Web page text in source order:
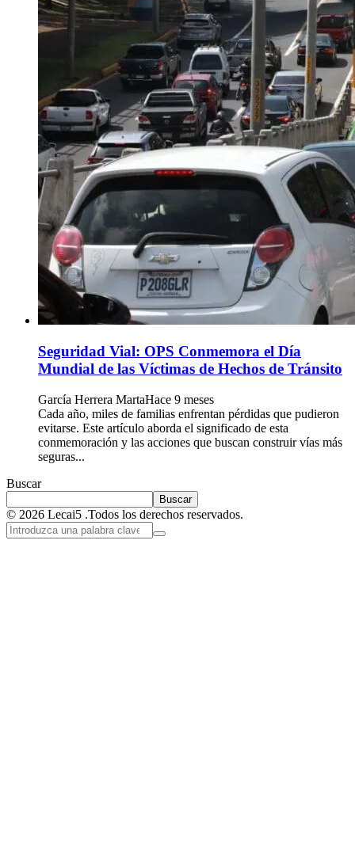
Seguridad Vial: OPS Conmemora el Día
Mundial de las Víctimas de Hechos de Tránsito
García Herrera MartaHace 9 meses
Cada año, miles de familias enfrentan pérdidas que pudieron
evitarse. Este artículo aborda el significado de esta
conmemoración y las acciones que buscan construir vías más
seguras...
Buscar
Buscar
© 2026 Lecai5 .Todos los derechos reservados.